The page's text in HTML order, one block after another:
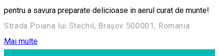
pentru a savura preparate delicioase in aerul curat de munte!
Strada Poiana lui Stechil, Brașov 500001, Romania
Mai multe